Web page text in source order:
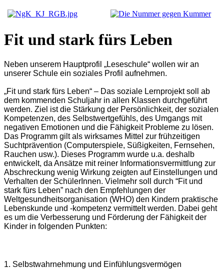
Fit und stark fürs Leben
Neben unserem Hauptprofil „Leseschule“ wollen wir an
unserer Schule ein soziales Profil aufnehmen.
„Fit und stark fürs Leben“ – Das soziale Lernprojekt soll ab
dem kommenden Schuljahr in allen Klassen durchgeführt
werden. Ziel ist die Stärkung der Persönlichkeit, der sozialen
Kompetenzen, des Selbstwertgefühls, des Umgangs mit
negativen Emotionen und die Fähigkeit Probleme zu lösen.
Das Programm gilt als wirksames Mittel zur frühzeitigen
Suchtprävention (Computerspiele, Süßigkeiten, Fernsehen,
Rauchen usw.). Dieses Programm wurde u.a. deshalb
entwickelt, da Ansätze mit reiner Informationsvermittlung zur
Abschreckung wenig Wirkung zeigten auf Einstellungen und
Verhalten der SchülerInnen. Vielmehr soll durch “Fit und
stark fürs Leben” nach den Empfehlungen der
Weltgesundheitsorganisation (WHO) den Kindern praktische
Lebenskunde und -kompetenz vermittelt werden. Dabei geht
es um die Verbesserung und Förderung der Fähigkeit der
Kinder in folgenden Punkten:
1. Selbstwahrnehmung und Einfühlungsvermögen